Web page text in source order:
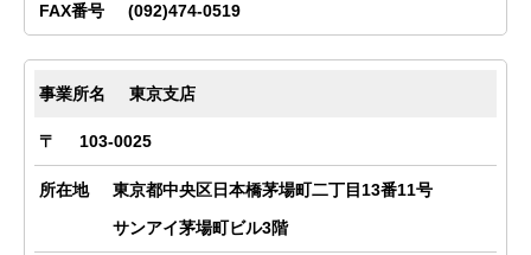
(092)474-0519
東京支店
103-0025
東京都中央区日本橋茅場町二丁目13番11号
サンアイ茅場町ビル3階